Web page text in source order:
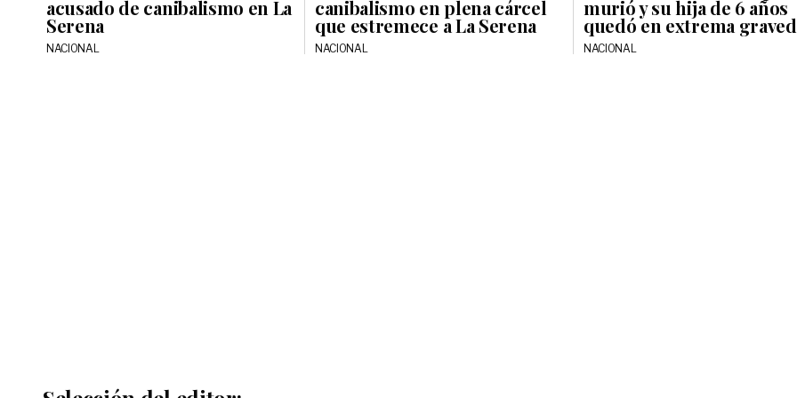
acusado de canibalismo en La
Serena
NACIONAL
canibalismo en plena cárcel
que estremece a La Serena
NACIONAL
murió y su hija de 6 años
quedó en extrema
NACIONAL